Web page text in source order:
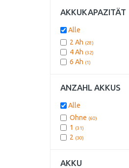
AKKUKAPAZITÄT
Alle
2 Ah (28)
4 Ah (32)
6 Ah (1)
ANZAHL AKKUS
Alle
Ohne (60)
1 (31)
2 (30)
AKKU